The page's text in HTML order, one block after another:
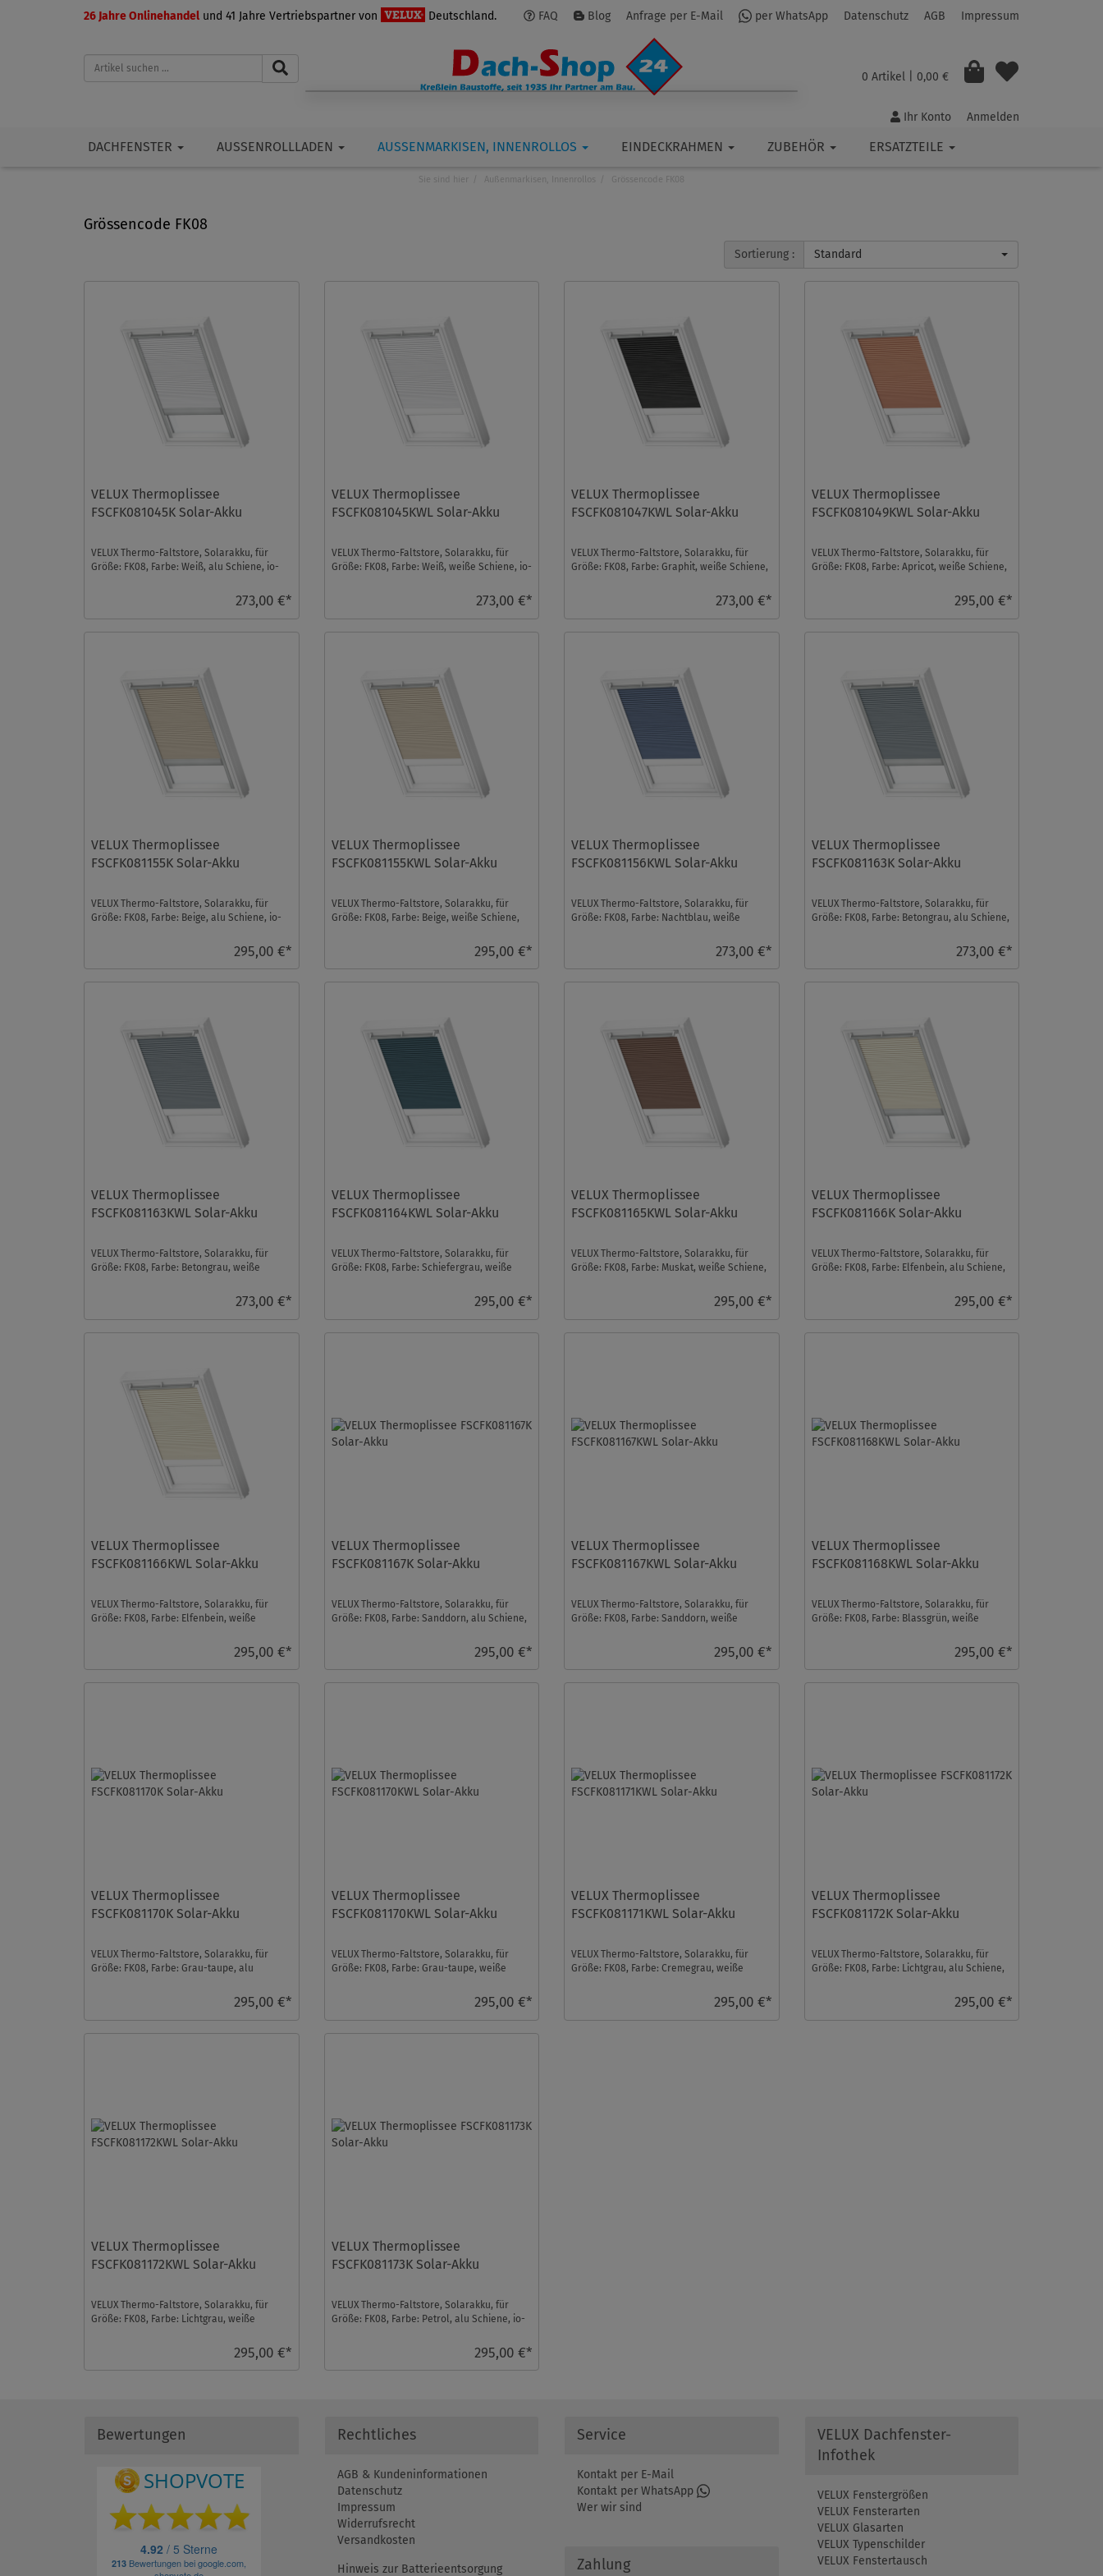
26 Jahre Onlinehandel und 41 Jahre Vertriebspartner von Deutschland. FAQ Blog Anfrage per E-Mail per WhatsApp Datenschutz AGB Impressum
0 Artikel | 0,00 €
Ihr Konto Anmelden
DACHFENSTER AUSSENROLLLADEN AUSSENMARKISEN, INNENROLLOS EINDECKRAHMEN ZUBEHÖR ERSATZTEILE
Sie sind hier Außenmarkisen, Innenrollos Grössencode FK08
Grössencode FK08
Sortierung : Standard
VELUX Thermoplissee
FSCFK081045K Solar-Akku
VELUX Thermo-Faltstore, Solarakku, für
Größe: FK08, Farbe: Weiß, alu Schiene, io-
273,00 €*
VELUX Thermoplissee
FSCFK081045KWL Solar-Akku
VELUX Thermo-Faltstore, Solarakku, für
Größe: FK08, Farbe: Weiß, weiße Schiene, io-
273,00 €*
VELUX Thermoplissee
FSCFK081047KWL Solar-Akku
VELUX Thermo-Faltstore, Solarakku, für
Größe: FK08, Farbe: Graphit, weiße Schiene,
273,00 €*
VELUX Thermoplissee
FSCFK081049KWL Solar-Akku
VELUX Thermo-Faltstore, Solarakku, für
Größe: FK08, Farbe: Apricot, weiße Schiene,
295,00 €*
VELUX Thermoplissee
FSCFK081155K Solar-Akku
VELUX Thermo-Faltstore, Solarakku, für
Größe: FK08, Farbe: Beige, alu Schiene, io-
295,00 €*
VELUX Thermoplissee
FSCFK081155KWL Solar-Akku
VELUX Thermo-Faltstore, Solarakku, für
Größe: FK08, Farbe: Beige, weiße Schiene,
295,00 €*
VELUX Thermoplissee
FSCFK081156KWL Solar-Akku
VELUX Thermo-Faltstore, Solarakku, für
Größe: FK08, Farbe: Nachtblau, weiße
273,00 €*
VELUX Thermoplissee
FSCFK081163K Solar-Akku
VELUX Thermo-Faltstore, Solarakku, für
Größe: FK08, Farbe: Betongrau, alu Schiene,
273,00 €*
VELUX Thermoplissee
FSCFK081163KWL Solar-Akku
VELUX Thermo-Faltstore, Solarakku, für
Größe: FK08, Farbe: Betongrau, weiße
273,00 €*
VELUX Thermoplissee
FSCFK081164KWL Solar-Akku
VELUX Thermo-Faltstore, Solarakku, für
Größe: FK08, Farbe: Schiefergrau, weiße
295,00 €*
VELUX Thermoplissee
FSCFK081165KWL Solar-Akku
VELUX Thermo-Faltstore, Solarakku, für
Größe: FK08, Farbe: Muskat, weiße Schiene,
295,00 €*
VELUX Thermoplissee
FSCFK081166K Solar-Akku
VELUX Thermo-Faltstore, Solarakku, für
Größe: FK08, Farbe: Elfenbein, alu Schiene,
295,00 €*
VELUX Thermoplissee
FSCFK081166KWL Solar-Akku
VELUX Thermo-Faltstore, Solarakku, für
Größe: FK08, Farbe: Elfenbein, weiße
295,00 €*
VELUX Thermoplissee
FSCFK081167K Solar-Akku
VELUX Thermo-Faltstore, Solarakku, für
Größe: FK08, Farbe: Sanddorn, alu Schiene,
295,00 €*
VELUX Thermoplissee
FSCFK081167KWL Solar-Akku
VELUX Thermo-Faltstore, Solarakku, für
Größe: FK08, Farbe: Sanddorn, weiße
295,00 €*
VELUX Thermoplissee
FSCFK081168KWL Solar-Akku
VELUX Thermo-Faltstore, Solarakku, für
Größe: FK08, Farbe: Blassgrün, weiße
295,00 €*
VELUX Thermoplissee
FSCFK081170K Solar-Akku
VELUX Thermo-Faltstore, Solarakku, für
Größe: FK08, Farbe: Grau-taupe, alu
295,00 €*
VELUX Thermoplissee
FSCFK081170KWL Solar-Akku
VELUX Thermo-Faltstore, Solarakku, für
Größe: FK08, Farbe: Grau-taupe, weiße
295,00 €*
VELUX Thermoplissee
FSCFK081171KWL Solar-Akku
VELUX Thermo-Faltstore, Solarakku, für
Größe: FK08, Farbe: Cremegrau, weiße
295,00 €*
VELUX Thermoplissee
FSCFK081172K Solar-Akku
VELUX Thermo-Faltstore, Solarakku, für
Größe: FK08, Farbe: Lichtgrau, alu Schiene,
295,00 €*
VELUX Thermoplissee
FSCFK081172KWL Solar-Akku
VELUX Thermo-Faltstore, Solarakku, für
Größe: FK08, Farbe: Lichtgrau, weiße
295,00 €*
VELUX Thermoplissee
FSCFK081173K Solar-Akku
VELUX Thermo-Faltstore, Solarakku, für
Größe: FK08, Farbe: Petrol, alu Schiene, io-
295,00 €*
Bewertungen Rechtliches
AGB & Kundeninformationen
Datenschutz
Impressum
Widerrufsrecht
Versandkosten
Hinweis zur Batterieentsorgung
Service
Kontakt per E-Mail
Kontakt per WhatsApp
Wer wir sind
Zahlung
VELUX Dachfenster-
Infothek
VELUX Fenstergrößen
VELUX Fensterarten
VELUX Glasarten
VELUX Typenschilder
VELUX Fenstertausch